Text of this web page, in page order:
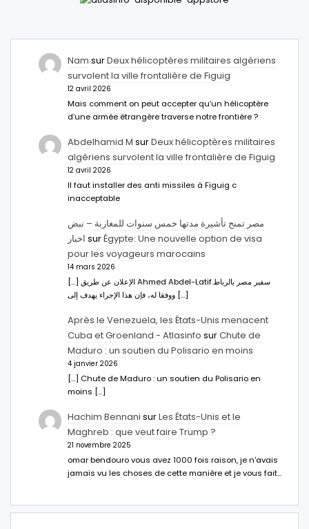
Nam surDeux hélicoptères militaires algériens
survolent la ville frontalière de Figuig
12 avril 2026
Mais comment on peut accepter qu’un hélicoptère
d’une armée étrangère traverse notre frontière ?
Abdelhamid M surDeux hélicoptères militaires
algériens survolent la ville frontalière de Figuig
12 avril 2026
Il faut installer des anti missiles à Figuig c
inacceptable
مصر تمنح تأشيرة مدتها خمس سنوات للمغاربة – نبض
اخبار surÉgypte: Une nouvelle option de visa
pour les voyageurs marocains
14 mars 2026
[…] الإعلان عن طريق Ahmed Abdel-Latifسفير مصر بالرباط.
ووفقا له، فإن هذا الإجراء يهدف إلى […]
Après le Venezuela, les États-Unis menacent
Cuba et Groenland - Atlasinfo surChute de
Maduro : un soutien du Polisario en moins
4 janvier 2026
[…] Chute de Maduro : un soutien du Polisario en
moins […]
Hachim Bennani surLes États-Unis et le
Maghreb : que veut faire Trump ?
21 novembre 2025
omar bendouro vous avez 1000 fois raison, je n'avais
jamais vu les choses de cette manière et je vous fait…